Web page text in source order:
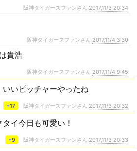
阪神タイガースファンさん 2017,11/3 20:34
阪神タイガースファンさん 2017,11/4 3:30
貴浩
阪神タイガースファンさん 2017,11/4 9:45
いいピッチャーやったね
+17 阪神タイガースファンさん 2017,11/3 20:32
イ今日も可愛い！
+9 阪神タイガースファンさん 2017,11/3 20:33